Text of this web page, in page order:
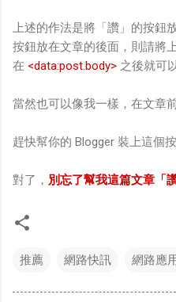
上述的作法是將「讚」的按鈕
按鈕放在文章的後面，則請將
在 <data:post.body> 之後就可
當然也可以像我一樣，在文章
趕快幫你的 Blogger 裝上這個按
對了， 別忘了幫我這篇文章「
推薦 網路快訊 網路應